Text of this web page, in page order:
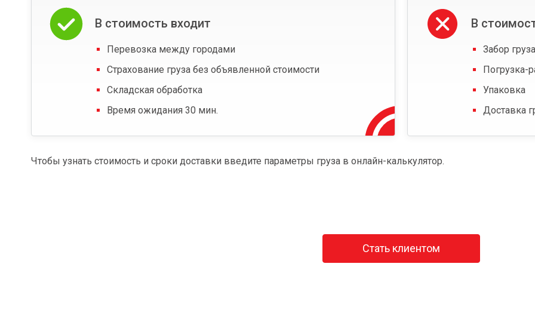
В стоимость входит
Перевозка между городами
Страхование груза без объявленной стоимости
Складская обработка
Время ожидания 30 мин.
В
Забор
Погрузка-
Упаковка
Доставка
Чтобы узнать стоимость и сроки доставки введите параметры груза в онлайн-калькулятор.
Стать клиентом